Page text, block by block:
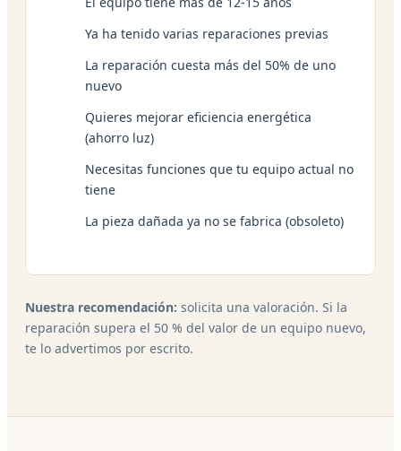
Ya ha tenido varias reparaciones previas
La reparación cuesta más del 50% de uno
nuevo
Quieres mejorar eficiencia energética
(ahorro luz)
Necesitas funciones que tu equipo actual no
tiene
La pieza dañada ya no se fabrica (obsoleto)
Nuestra recomendación: solicita una valoración. Si la
reparación supera el 50 % del valor de un equipo nuevo,
te lo advertimos por escrito.